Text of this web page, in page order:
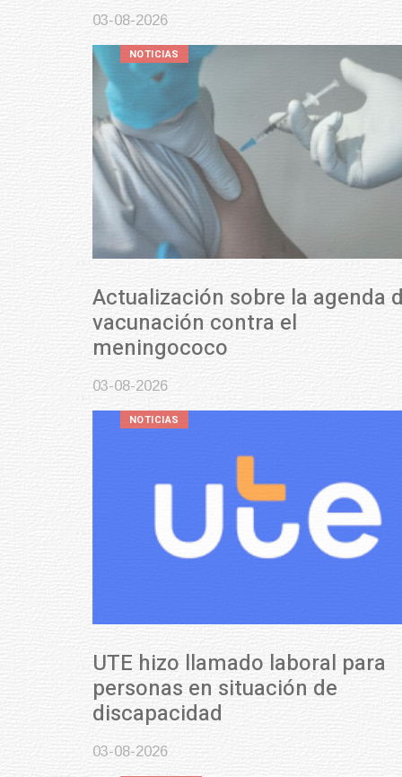
03-08-2026
Actualización sobre la agenda de
vacunación contra el
meningococo
03-08-2026
NOTICIAS
UTE hizo llamado laboral para
personas en situación de
discapacidad
03-08-2026